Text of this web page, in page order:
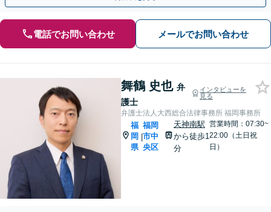
電話でお問い合わせ メールでお問い合わせ
舞鶴 史也 弁
護士
インタビューを
見る
弁護士法人大西総合法律事務所 福岡事務所
福
岡
県
|
福岡
市中
央区
天神南駅
から徒歩1
分
営業時間：07:30~
22:00（土日祝
日）